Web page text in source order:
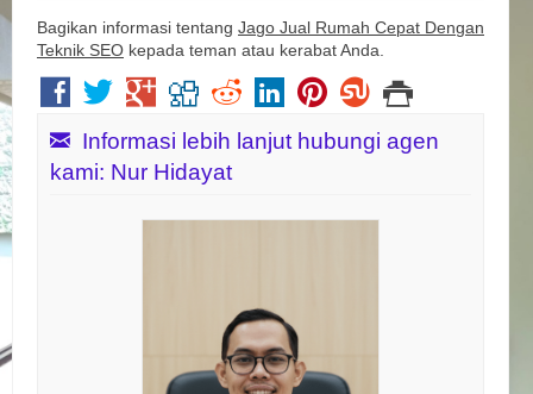
Bagikan informasi tentang Jago Jual Rumah Cepat Dengan
Teknik SEO kepada teman atau kerabat Anda.
Informasi lebih lanjut hubungi agen
kami: Nur Hidayat